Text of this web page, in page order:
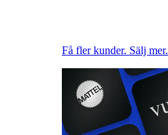
Få fler kunder. Sälj mer.